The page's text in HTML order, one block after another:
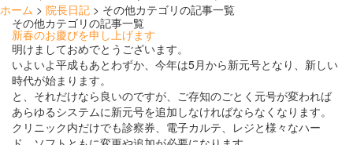
ホーム > 院長日記 > その他カテゴリの記事一覧
その他カテゴリの記事一覧
新春のお慶びを申し上げます
明けましておめでとうございます。
いよいよ平成もあとわずか、今年は5月から新元号となり、新しい
時代が始まります。
と、それだけなら良いのですが、ご存知のごとく元号が変われば
あらゆるシステムに新元号を追加しなければならなくなります。
クリニック内だけでも診察券、電子カルテ、レジと様々なハー